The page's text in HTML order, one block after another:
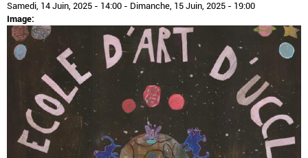
Samedi, 14 Juin, 2025 - 14:00 - Dimanche, 15 Juin, 2025 - 19:00
Image: